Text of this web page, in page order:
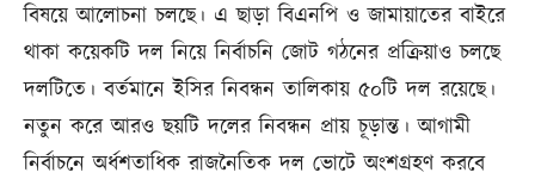
বিষয়ে আলোচনা চলছে। এ ছাড়া বিএনপি ও জামায়াতের বাইরে
থাকা কয়েকটি দল নিয়ে নির্বাচনি জোট গঠনের প্রক্রিয়াও চলছে
দলটিতে। বর্তমানে ইসির নিবন্ধন তালিকায় ৫০টি দল রয়েছে।
নতুন করে আরও ছয়টি দলের নিবন্ধন প্রায় চূড়ান্ত। আগামী
নির্বাচনে অর্ধশতাধিক রাজনৈতিক দল ভোটে অংশগ্রহণ করবে